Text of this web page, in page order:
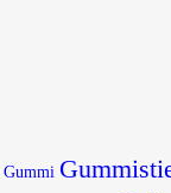
Gummi